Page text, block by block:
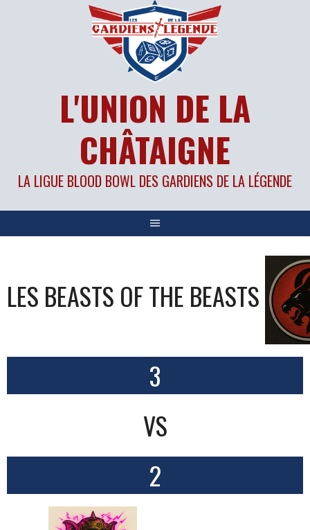
L'UNION DE LA
CHÂTAIGNE
LA LIGUE BLOOD BOWL DES GARDIENS DE LA LÉGENDE
LES BEASTS OF THE BEASTS
3
VS
2